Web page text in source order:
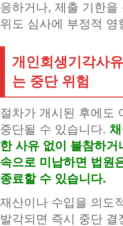
응하거나, 제출 기한을
위도 심사에 부정적 영
개인회생기각사
는 중단 위험
절차가 개시된 후에도
중단될 수 있습니다.
한 사유 없이 불참하거
속으로 미납하면 법원
종료할 수 있습니다.
재산이나 수입을 의도
발각되면 즉시 중단 결